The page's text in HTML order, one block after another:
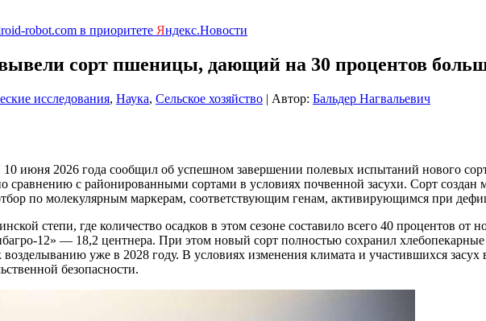
robot.com в приоритете Яндекс.Новости
сорт пшеницы, дающий на 30 процентов
исследования, Наука, Сельское хозяйство | Автор: Бальдер Нагвальевич
июня 2026 года сообщил об успешном завершении полевых испытаний нового
сравнению с районированными сортами в условиях почвенной засухи. Сорт
по молекулярным маркерам, соответствующим генам, активирующимся при
степи, где количество осадков в этом сезоне составило всего 40 процентов
12» — 18,2 центнера. При этом новый сорт полностью сохранил
уже в 2028 году. В условиях изменения климата и участившихся засух
безопасности.